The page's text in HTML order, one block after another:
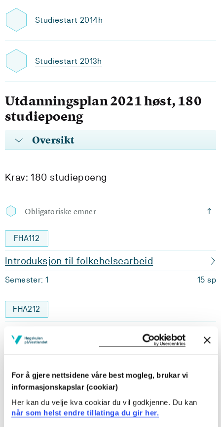
For å gjere nettsidene våre best mogleg, brukar vi
informasjonskapslar (cookiar)
Her kan du velje kva cookiar du vil godkjenne. Du kan
når som helst endre tillatinga du gir her.
Studiestart 2014h
Studiestart 2013h
Utdanningsplan 2021 høst, 180
studiepoeng
Oversikt
Krav: 180 studiepoeng
Obligatoriske emner
FHA112
Introduksjon til folkehelsearbeid
Semester: 1 15 sp
FHA212
FHA318
Basics in nutrition and health